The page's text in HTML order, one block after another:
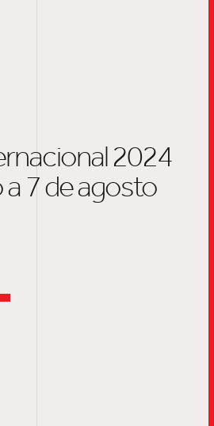
2024
a 7 de agosto